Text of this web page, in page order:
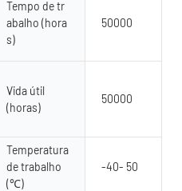
Tempo de tr
abalho (hora
s)
50000
Vida útil
(horas)
50000
Temperatura
de trabalho
(℃)
-40- 50